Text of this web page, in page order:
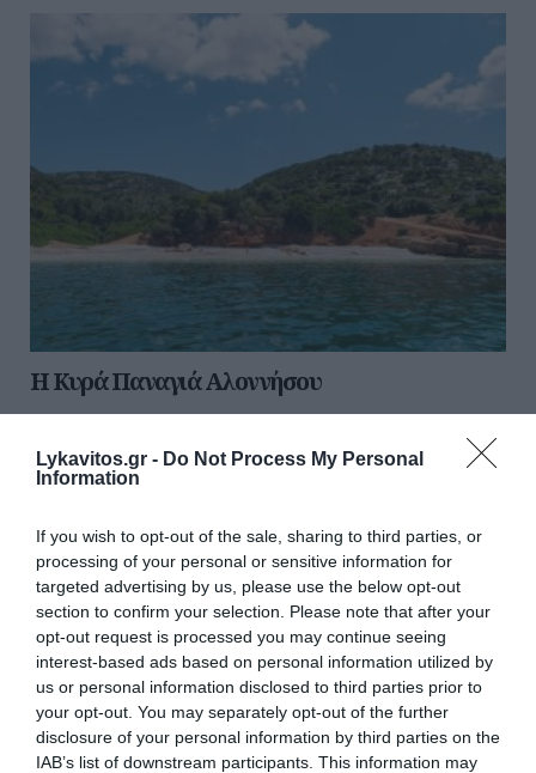
Lykavitos.gr - Do Not Process My Personal
Information
If you wish to opt-out of the sale, sharing to third parties, or
processing of your personal or sensitive information for
targeted advertising by us, please use the below opt-out
section to confirm your selection. Please note that after your
opt-out request is processed you may continue seeing
interest-based ads based on personal information utilized by
us or personal information disclosed to third parties prior to
your opt-out. You may separately opt-out of the further
disclosure of your personal information by third parties on the
IAB’s list of downstream participants. This information may
H Κυρά Παναγιά Αλοννήσου
τα ερημονήσια των Βορείων Σποράδων. Βρίσκεται
βορειοανατολικά της Αλοννήσου σε μικρή απόσταση από
08 Αυγούστου 2026